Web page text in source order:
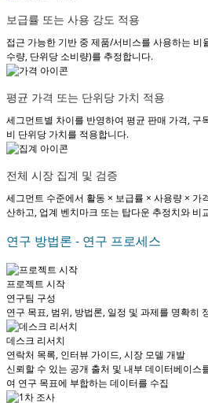
보급률 또는 사용 강도 적용
접근 가능한 기반 중 제품/서비스를 사용하는 비
수량, 단위당 소비량)를 추정합니다.
평균 가격 또는 단위당 가치 적용
세그먼트별 차이를 반영하여 평균 판매 가격, 구
비 단위당 가치를 적용합니다.
전체 시장 집계 및 검증
세그먼트 수준에서 활동 × 보급률 × 사용량 × 가
산하고, 업계 벤치마크 또는 탑다운 추정치와 비
연구 방법론 - 연구 프로세스
프로젝트 시작
연구팀 구성
연구 목표, 범위, 방법론, 일정 및 과제를 명확히
데스크 리서치
연락처 목록, 인터뷰 가이드, 시장 모델 개발
신뢰할 수 있는 공개 출처 및 내부 데이터베이스
여 연구 목표에 부합하는 데이터를 수집